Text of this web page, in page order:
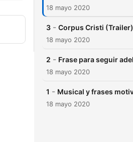
18 mayo 2020
3 - Corpus Cristi (Trailer)
18 mayo 2020
2 - Frase para seguir
18 mayo 2020
1 - Musical y frases
18 mayo 2020